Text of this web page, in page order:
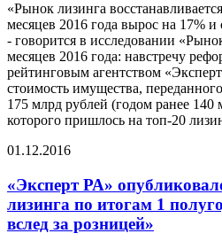
«Рынок лизинга
месяцев 2016 года вырос на 17%
- говорится в исследовании
месяцев 2016 года: навстречу
рейтинговым агентством
стоимость имущества,
175 млрд рублей (годом ранее 140
которого пришлось на топ-20
01.12.2016
«Эксперт РА»
лизинга по итогам 1
вслед за розницей»